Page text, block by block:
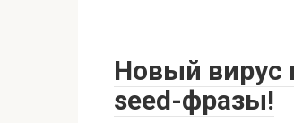
Новый вирус
seed-фразы!